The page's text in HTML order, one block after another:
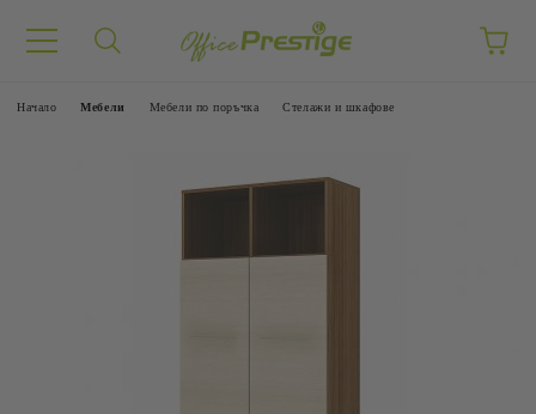
Начало Mебели Мебели по поръчка Стелажи и шкафове